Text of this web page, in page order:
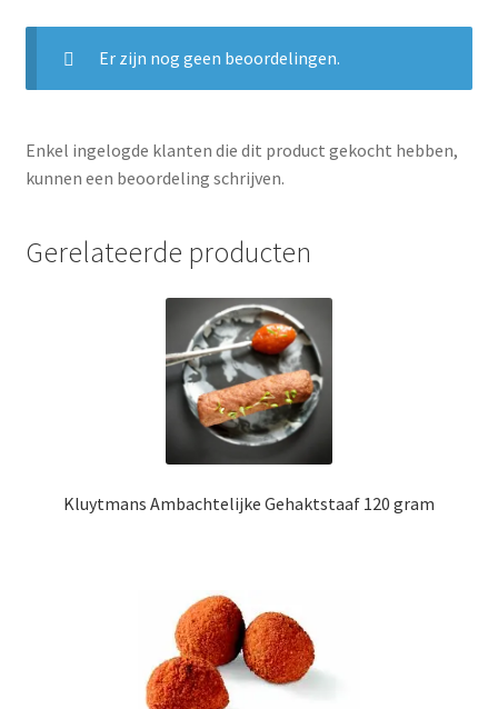
Er zijn nog geen beoordelingen.
Enkel ingelogde klanten die dit product gekocht hebben,
kunnen een beoordeling schrijven.
Gerelateerde producten
Kluytmans Ambachtelijke Gehaktstaaf 120 gram